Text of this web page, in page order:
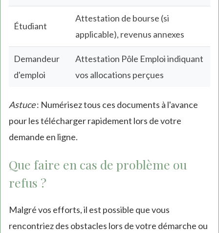
Étudiant
Attestation de bourse (si
applicable), revenus annexes
Demandeur
d'emploi
Attestation Pôle Emploi indiquant
vos allocations perçues
Astuce: Numérisez tous ces documents à l'avance
pour les télécharger rapidement lors de votre
demande en ligne.
Que faire en cas de problème ou
refus ?
Malgré vos efforts, il est possible que vous
rencontriez des obstacles lors de votre démarche ou